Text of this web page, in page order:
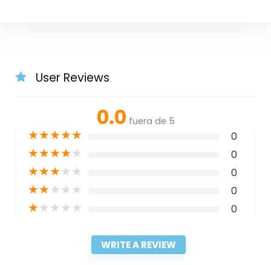
User Reviews
0.0 fuera de 5
★★★★★ 0
★★★★★ 0
★★★★★ 0
★★★★★ 0
★★★★★ 0
WRITE A REVIEW